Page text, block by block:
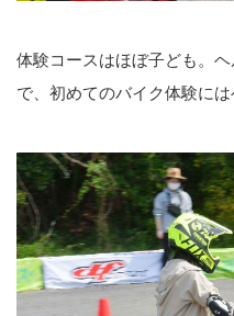
体験コースはほぼ子ども。
で、初めてのバイク体験には